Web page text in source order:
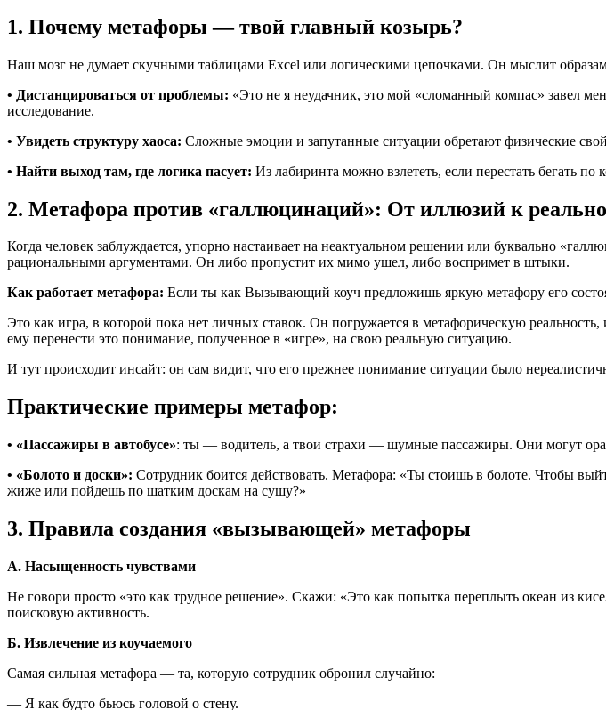
1. Почему метафоры — твой главный козырь?
Наш мозг не думает скучными таблицами Excel или логическими цепочками. Он мыслит
• Дистанцироваться от проблемы: «Это не я неудачник, это мой «сломанный компас» завел
исследование.
• Увидеть структуру хаоса: Сложные эмоции и запутанные ситуации обретают физические
• Найти выход там, где логика пасует: Из лабиринта можно взлететь, если перестать бегать
2. Метафора против «галлюцинаций»: От иллюзий к
Когда человек заблуждается, упорно настаивает на неактуальном решении или буквально
рациональными аргументами. Он либо пропустит их мимо ушел, либо воспримет в штыки.
Как работает метафора: Если ты как Вызывающий коуч предложишь яркую метафору его
Это как игра, в которой пока нет личных ставок. Он погружается в метафорическую
ему перенести это понимание, полученное в «игре», на свою реальную ситуацию.
И тут происходит инсайт: он сам видит, что его прежнее понимание ситуации было
Практические примеры метафор:
• «Пассажиры в автобусе»: ты — водитель, а твои страхи — шумные пассажиры. Они могут
• «Болото и доски»: Сотрудник боится действовать. Метафора: «Ты стоишь в болоте. Чтобы
жиже или пойдешь по шатким доскам на сушу?»
3. Правила создания «вызывающей» метафоры
А. Насыщенность чувствами
Не говори просто «это как трудное решение». Скажи: «Это как попытка переплыть океан из
поисковую активность.
Б. Извлечение из коучаемого
Самая сильная метафора — та, которую сотрудник обронил случайно:
— Я как будто бьюсь головой о стену.